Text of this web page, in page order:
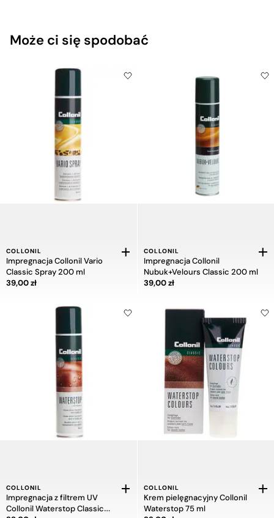
Może ci się spodobać
COLLONIL
Impregnacja Collonil Vario
Classic Spray 200 ml
Cena 39,00 zł
39,00 zł
COLLONIL
Impregnacja Collonil
Nubuk+Velours Classic 200 ml
Cena 39,00 zł
39,00 zł
COLLONIL
Impregnacja z filtrem UV
Collonil Waterstop Classic
COLLONIL
Krem pielęgnacyjny Collonil
Waterstop 75 ml